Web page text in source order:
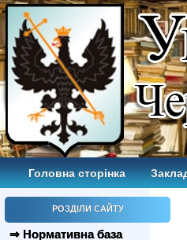
Головна сторінка
РОЗДІЛИ САЙТУ
⇒ Нормативна база